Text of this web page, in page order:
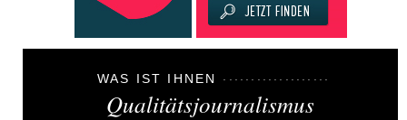
WAS IST IHNEN
Qualitätsjournalismus